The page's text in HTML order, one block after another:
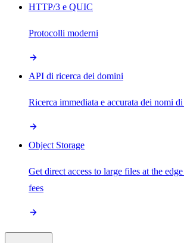
HTTP/3 e QUIC
Protocolli moderni
API di ricerca dei domini
Ricerca immediata e accurata dei nomi
Object Storage
Get direct access to large files at the
fees